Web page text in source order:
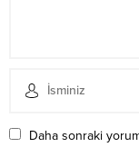
Daha sonraki